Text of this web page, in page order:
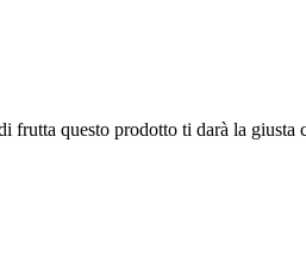
questo prodotto ti darà la giusta